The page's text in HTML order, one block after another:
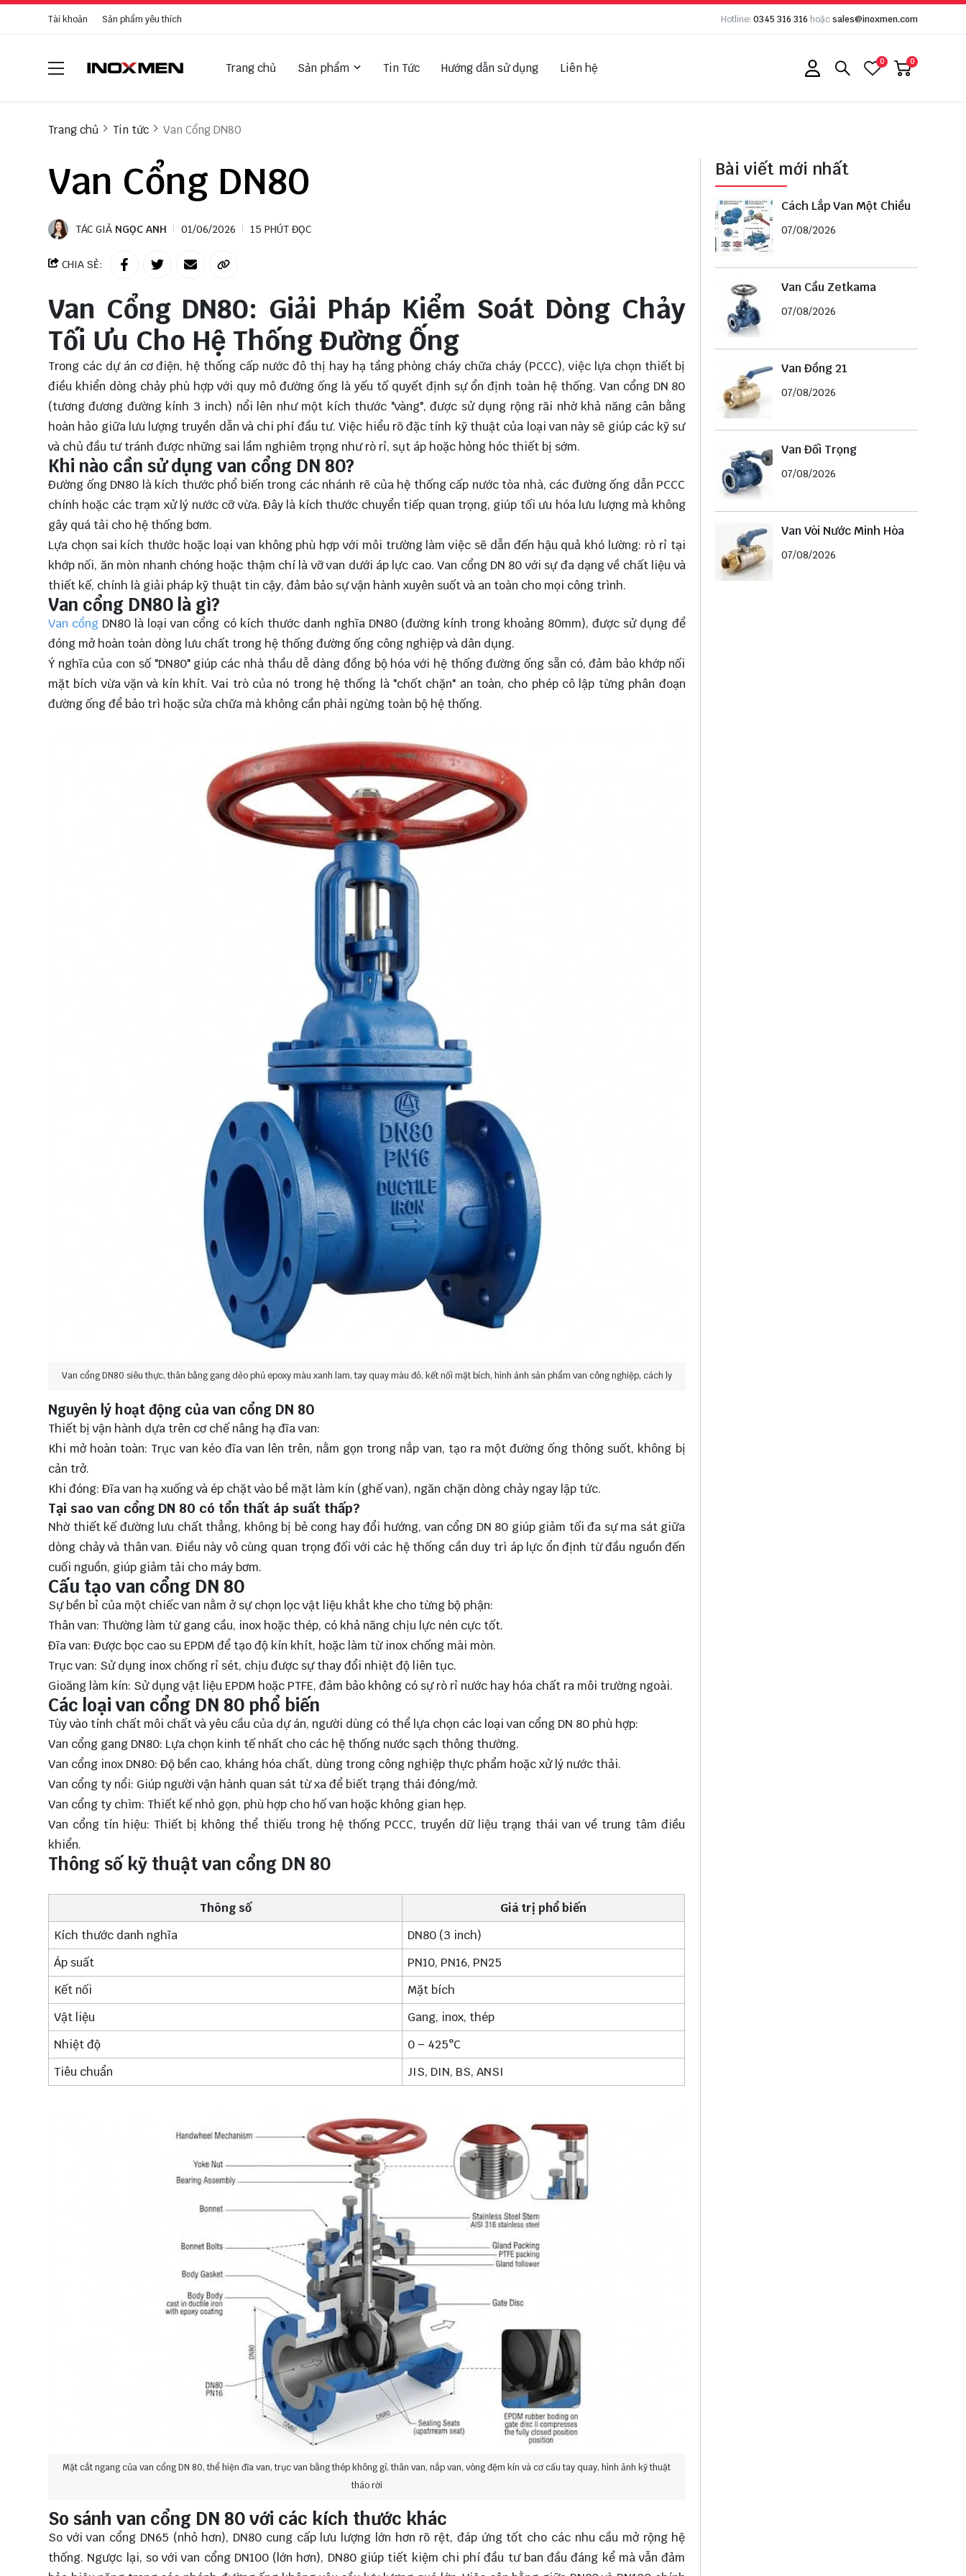
Tài khoản Sản phẩm yêu thích Hotline: 0345 316 316 hoặcsales@inoxmen.com
Trang chủ Sản phẩm Tin Tức Hướng dẫn sử dụng Liên hệ 0 0
Trang chủ Tin tức Van Cổng DN80
Van Cổng DN80
TÁC GIẢ NGỌC ANH 01/06/2026 15 PHÚT ĐỌC
CHIA SẺ:
Van Cổng DN80: Giải Pháp Kiểm Soát Dòng Chảy
Tối Ưu Cho Hệ Thống Đường Ống
Trong các dự án cơ điện, hệ thống cấp nước đô thị hay hạ tầng phòng cháy chữa cháy (PCCC), việc lựa chọn thiết bị
điều khiển dòng chảy phù hợp với quy mô đường ống là yếu tố quyết định sự ổn định toàn hệ thống. Van cổng DN 80
(tương đương đường kính 3 inch) nổi lên như một kích thước "vàng", được sử dụng rộng rãi nhờ khả năng cân bằng
hoàn hảo giữa lưu lượng truyền dẫn và chi phí đầu tư. Việc hiểu rõ đặc tính kỹ thuật của loại van này sẽ giúp các kỹ sư
và chủ đầu tư tránh được những sai lầm nghiêm trọng như rò rỉ, sụt áp hoặc hỏng hóc thiết bị sớm.
Khi nào cần sử dụng van cổng DN 80?
Đường ống DN80 là kích thước phổ biến trong các nhánh rẽ của hệ thống cấp nước tòa nhà, các đường ống dẫn PCCC
chính hoặc các trạm xử lý nước cỡ vừa. Đây là kích thước chuyển tiếp quan trọng, giúp tối ưu hóa lưu lượng mà không
gây quá tải cho hệ thống bơm.
Lựa chọn sai kích thước hoặc loại van không phù hợp với môi trường làm việc sẽ dẫn đến hậu quả khó lường: rò rỉ tại
khớp nối, ăn mòn nhanh chóng hoặc thậm chí là vỡ van dưới áp lực cao. Van cổng DN 80 với sự đa dạng về chất liệu và
thiết kế, chính là giải pháp kỹ thuật tin cậy, đảm bảo sự vận hành xuyên suốt và an toàn cho mọi công trình.
Van cổng DN80 là gì?
Van cổng DN80 là loại van cổng có kích thước danh nghĩa DN80 (đường kính trong khoảng 80mm), được sử dụng để
đóng mở hoàn toàn dòng lưu chất trong hệ thống đường ống công nghiệp và dân dụng.
Ý nghĩa của con số "DN80" giúp các nhà thầu dễ dàng đồng bộ hóa với hệ thống đường ống sẵn có, đảm bảo khớp nối
mặt bích vừa vặn và kín khít. Vai trò của nó trong hệ thống là "chốt chặn" an toàn, cho phép cô lập từng phân đoạn
đường ống để bảo trì hoặc sửa chữa mà không cần phải ngừng toàn bộ hệ thống.
Van cổng DN80 siêu thực, thân bằng gang dẻo phủ epoxy màu xanh lam, tay quay màu đỏ, kết nối mặt bích, hình ảnh sản phẩm van công nghiệp, cách ly
Nguyên lý hoạt động của van cổng DN 80
Thiết bị vận hành dựa trên cơ chế nâng hạ đĩa van:
Khi mở hoàn toàn: Trục van kéo đĩa van lên trên, nằm gọn trong nắp van, tạo ra một đường ống thông suốt, không bị
cản trở.
Khi đóng: Đĩa van hạ xuống và ép chặt vào bề mặt làm kín (ghế van), ngăn chặn dòng chảy ngay lập tức.
Tại sao van cổng DN 80 có tổn thất áp suất thấp?
Nhờ thiết kế đường lưu chất thẳng, không bị bẻ cong hay đổi hướng, van cổng DN 80 giúp giảm tối đa sự ma sát giữa
dòng chảy và thân van. Điều này vô cùng quan trọng đối với các hệ thống cần duy trì áp lực ổn định từ đầu nguồn đến
cuối nguồn, giúp giảm tải cho máy bơm.
Cấu tạo van cổng DN 80
Sự bền bỉ của một chiếc van nằm ở sự chọn lọc vật liệu khắt khe cho từng bộ phận:
Thân van: Thường làm từ gang cầu, inox hoặc thép, có khả năng chịu lực nén cực tốt.
Đĩa van: Được bọc cao su EPDM để tạo độ kín khít, hoặc làm từ inox chống mài mòn.
Trục van: Sử dụng inox chống rỉ sét, chịu được sự thay đổi nhiệt độ liên tục.
Gioăng làm kín: Sử dụng vật liệu EPDM hoặc PTFE, đảm bảo không có sự rò rỉ nước hay hóa chất ra môi trường ngoài.
Các loại van cổng DN 80 phổ biến
Tùy vào tính chất môi chất và yêu cầu của dự án, người dùng có thể lựa chọn các loại van cổng DN 80 phù hợp:
Van cổng gang DN80: Lựa chọn kinh tế nhất cho các hệ thống nước sạch thông thường.
Van cổng inox DN80: Độ bền cao, kháng hóa chất, dùng trong công nghiệp thực phẩm hoặc xử lý nước thải.
Van cổng ty nổi: Giúp người vận hành quan sát từ xa để biết trạng thái đóng/mở.
Van cổng ty chìm: Thiết kế nhỏ gọn, phù hợp cho hố van hoặc không gian hẹp.
Van cổng tín hiệu: Thiết bị không thể thiếu trong hệ thống PCCC, truyền dữ liệu trạng thái van về trung tâm điều
khiển.
Thông số kỹ thuật van cổng DN 80
Thông số
Giá trị phổ biến
Kích thước danh nghĩa
DN80 (3 inch)
Áp suất
PN10, PN16, PN25
Kết nối
Mặt bích
Vật liệu
Gang, inox, thép
Nhiệt độ
0 – 425°C
Tiêu chuẩn
JIS, DIN, BS, ANSI
Mặt cắt ngang của van cổng DN 80, thể hiện đĩa van, trục van bằng thép không gỉ, thân van, nắp van, vòng đệm kín và cơ cấu tay quay, hình ảnh kỹ thuật
tháo rời
So sánh van cổng DN 80 với các kích thước khác
So với van cổng DN65 (nhỏ hơn), DN80 cung cấp lưu lượng lớn hơn rõ rệt, đáp ứng tốt cho các nhu cầu mở rộng hệ
thống. Ngược lại, so với van cổng DN100 (lớn hơn), DN80 giúp tiết kiệm chi phí đầu tư ban đầu đáng kể mà vẫn đảm
Bài viết mới nhất
Cách Lắp Van Một Chiều
07/08/2026
Van Cầu Zetkama
07/08/2026
Van Đồng 21
07/08/2026
Van Đối Trọng
07/08/2026
Van Vòi Nước Minh Hòa
07/08/2026